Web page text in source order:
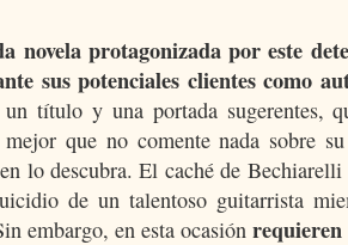
novela protagonizada por este
sus potenciales clientes como
un título y una portada sugerentes,
mejor que no comente nada sobre
lo descubra. El caché de
de un talentoso guitarrista
embargo, en esta ocasión requieren